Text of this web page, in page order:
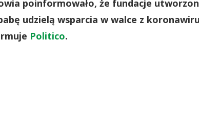
poinformowało, że fundacje
udzielą wsparcia w walce z
Politico.